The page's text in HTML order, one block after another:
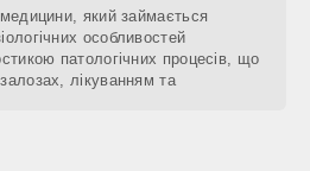
який займається
особливостей
патологічних процесів, що
лікуванням та